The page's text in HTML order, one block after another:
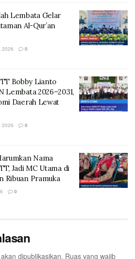
Lembata Gelar
Al-Qur’an
2026 0
Bobby Lianto
Lembata 2026–2031,
Daerah Lewat
2026 0
Nama
Jadi MC Utama di
Ribuan Pramuka
0
dipublikasikan. Ruas yang wajib